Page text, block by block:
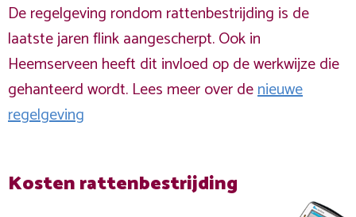
De regelgeving rondom rattenbestrijding is de
laatste jaren flink aangescherpt. Ook in
Heemserveen heeft dit invloed op de werkwijze die
gehanteerd wordt. Lees meer over denieuwe
regelgeving
Kosten rattenbestrijding